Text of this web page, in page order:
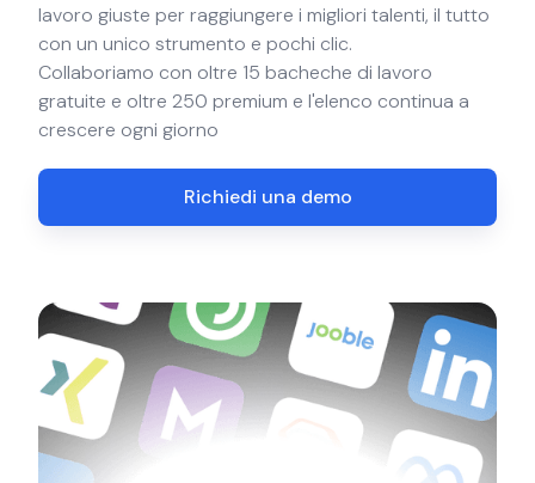
lavoro giuste per raggiungere i migliori talenti, il tutto
con un unico strumento e pochi clic.
Collaboriamo con oltre 15 bacheche di lavoro
gratuite e oltre 250 premium e l'elenco continua a
crescere ogni giorno
Richiedi una demo